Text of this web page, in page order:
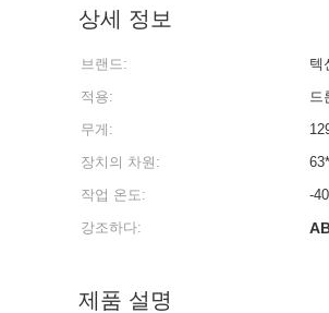
상세 정보
브랜드: 텍
적용:
드
무게:
장치의 차원:
작업 온도:
-
강조하다:
제품 설명